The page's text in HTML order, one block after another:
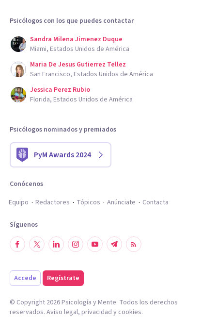
Psicólogos con los que puedes contactar
Sandra Milena Jimenez Duque
Miami, Estados Unidos de América
Maria De Jesus Gutierrez Tellez
San Francisco, Estados Unidos de América
Jessica Perez Rubio
Florida, Estados Unidos de América
Psicólogos nominados y premiados
PyM Awards 2024
Conócenos
Equipo
Redactores Tópicos Anúnciate Contacta
Síguenos
Accede Regístrate
© Copyright 2026Psicología y Mente. Todos los derechos
reservados. Aviso legal, privacidad y cookies.